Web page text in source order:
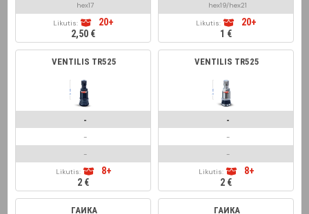
hex17
Likutis:
20+
2,50 €
hex19/hex21
Likutis:
20+
1 €
VENTILIS TR525
-
-
-
Likutis:
8+
2 €
VENTILIS TR525
-
-
-
Likutis:
8+
2 €
ГАЙКА ГАЙКА